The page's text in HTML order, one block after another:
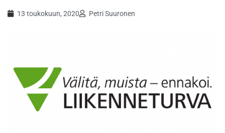
13 toukokuun, 2020 Petri Suuronen